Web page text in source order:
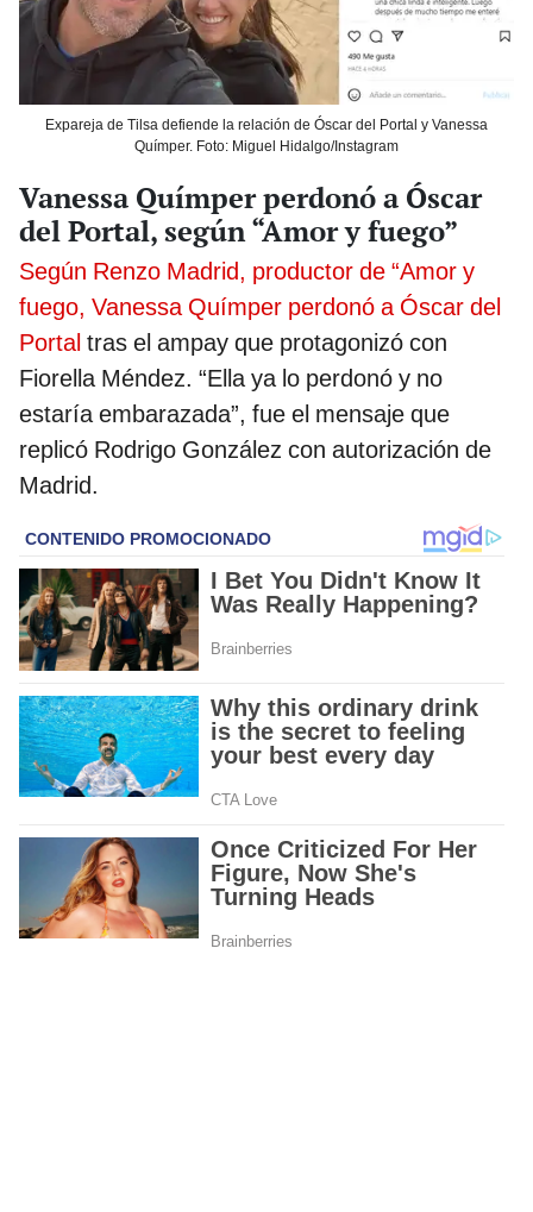
Expareja de Tilsa defiende la relación de Óscar del Portal y Vanessa
Químper. Foto: Miguel Hidalgo/Instagram
Vanessa Químper perdonó a Óscar
del Portal, según “Amor y fuego”
Según Renzo Madrid, productor de “Amor y
fuego, Vanessa Químper perdonó a Óscar del
Portal tras el ampay que protagonizó con
Fiorella Méndez. “Ella ya lo perdonó y no
estaría embarazada”, fue el mensaje que
replicó Rodrigo González con autorización de
Madrid.